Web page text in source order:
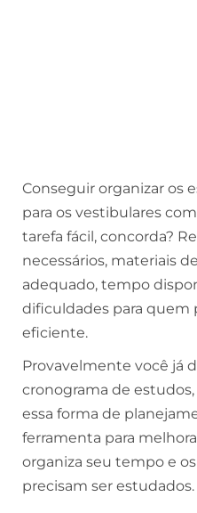
Conseguir organizar os
para os vestibulares
tarefa fácil, concorda?
necessários, materiais
adequado, tempo
dificuldades para quem
eficiente.
Provavelmente você já
cronograma de
essa forma de
ferramenta para
organiza seu tempo e
precisam ser estudados.